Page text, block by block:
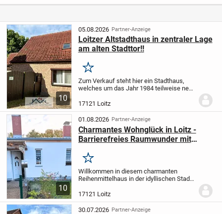
Sicherheit im Alter
Top-Lage
10
05.08.2026 Partner-Anzeige
Loitzer Altstadthaus in zentraler Lage
am alten Stadttor!!
Merken
Zum Verkauf steht hier ein Stadthaus,
welches um das Jahr 1984 teilweise neu
ausreichend Wohnraum und eignet sich
für ein kleines Einfamilienhaus. Die
Immobilie...
17121 Loitz
10
01.08.2026 Partner-Anzeige
Charmantes Wohnglück in Loitz -
Barrierefreies Raumwunder mit
Ferienwohnung
Merken
Willkommen in diesem charmanten
Reihenmittelhaus in der idyllischen Stadt
durch ihre durchdachte Modernisierung
und ihre erstklassige Lage sowohl als...
17121 Loitz
30.07.2026 Partner-Anzeige